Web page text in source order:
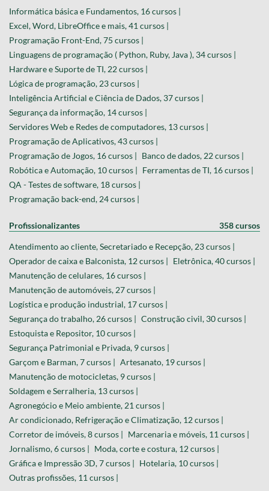
Informática básica e Fundamentos, 16 cursos |
Excel, Word, LibreOffice e mais, 41 cursos |
Programação Front-End, 75 cursos |
Linguagens de programação ( Python, Ruby, Java ), 34 cursos |
Hardware e Suporte de TI, 22 cursos |
Lógica de programação, 23 cursos |
Inteligência Artificial e Ciência de Dados, 37 cursos |
Segurança da informação, 14 cursos |
Servidores Web e Redes de computadores, 13 cursos |
Programação de Aplicativos, 43 cursos |
Programação de Jogos, 16 cursos | Banco de dados, 22 cursos |
Robótica e Automação, 10 cursos | Ferramentas de TI, 16 cursos |
QA - Testes de software, 18 cursos |
Programação back-end, 24 cursos |
Profissionalizantes 358 cursos
Atendimento ao cliente, Secretariado e Recepção, 23 cursos |
Operador de caixa e Balconista, 12 cursos | Eletrônica, 40 cursos |
Manutenção de celulares, 16 cursos |
Manutenção de automóveis, 27 cursos |
Logística e produção industrial, 17 cursos |
Segurança do trabalho, 26 cursos | Construção civil, 30 cursos |
Estoquista e Repositor, 10 cursos |
Segurança Patrimonial e Privada, 9 cursos |
Garçom e Barman, 7 cursos | Artesanato, 19 cursos |
Manutenção de motocicletas, 9 cursos |
Soldagem e Serralheria, 13 cursos |
Agronegócio e Meio ambiente, 21 cursos |
Ar condicionado, Refrigeração e Climatização, 12 cursos |
Corretor de imóveis, 8 cursos | Marcenaria e móveis, 11 cursos |
Jornalismo, 6 cursos | Moda, corte e costura, 12 cursos |
Gráfica e Impressão 3D, 7 cursos | Hotelaria, 10 cursos |
Outras profissões, 11 cursos |